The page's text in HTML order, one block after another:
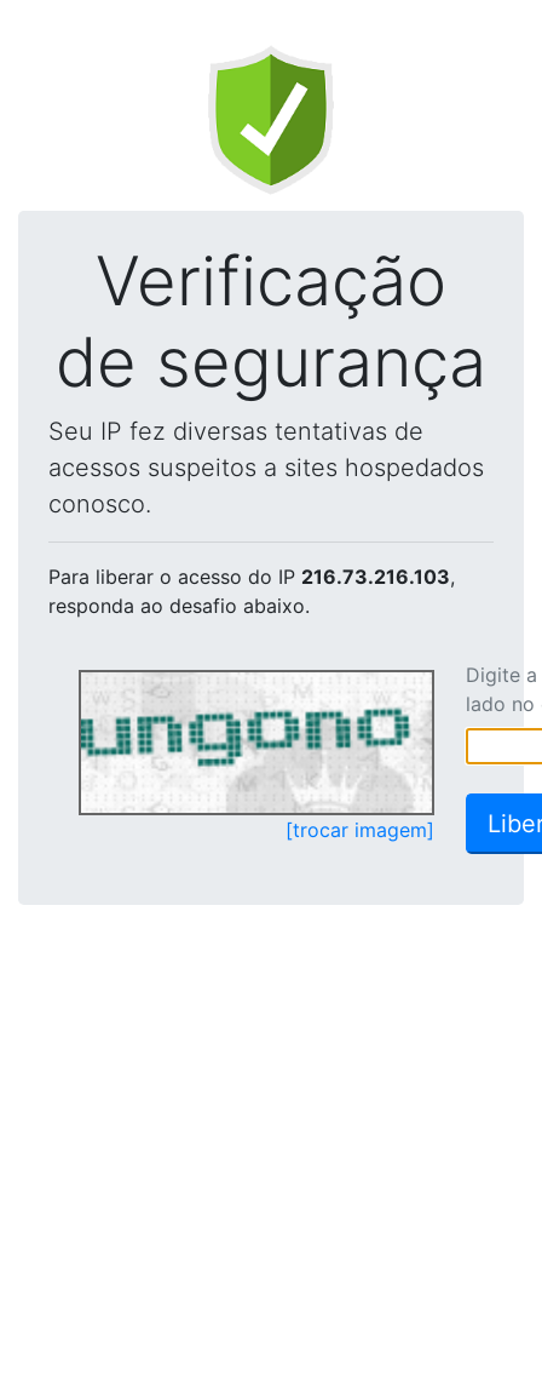
Verificação
de segurança
Seu IP fez diversas tentativas de
acessos suspeitos a sites hospedados
conosco.
Para liberar o acesso do IP 216.73.216.103,
responda ao desafio abaixo.
[trocar imagem]
Digite
lado no